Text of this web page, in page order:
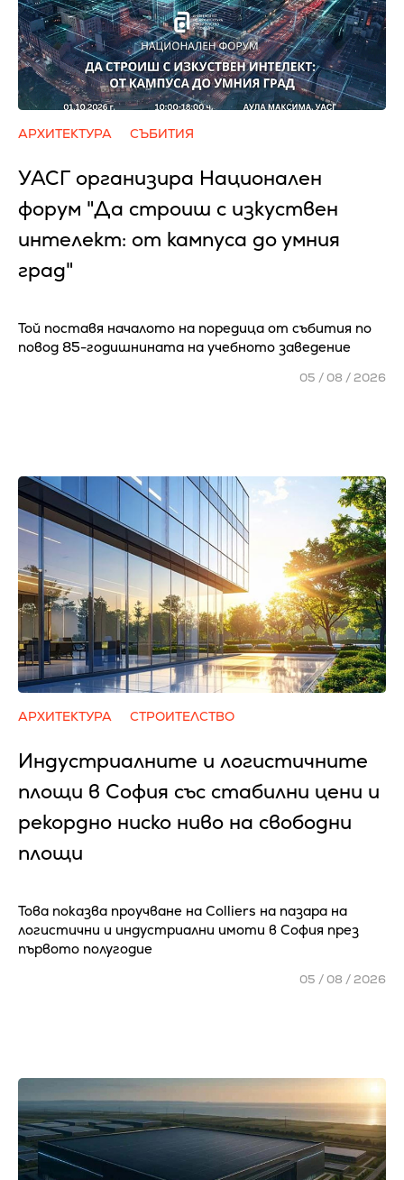
АРХИТЕКТУРА СЪБИТИЯ
УАСГ организира Национален
форум "Да строиш с изкуствен
интелект: от кампуса до умния
град"
Той поставя началото на поредица от събития по
повод 85-годишнината на учебното заведение
05 / 08 / 2026
АРХИТЕКТУРА СТРОИТЕЛСТВО
Индустриалните и логистичните
площи в София със стабилни цени и
рекордно ниско ниво на свободни
площи
Това показва проучване на Colliers на пазара на
логистични и индустриални имоти в София през
първото полугодие
05 / 08 / 2026